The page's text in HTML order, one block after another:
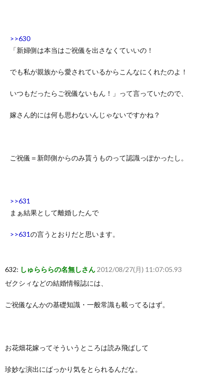
>>630
「新婦側は本当はご祝儀を出さなくていいの！
でも私が親族から愛されているからこんなにくれたのよ！
いつもだったらご祝儀ないもん！」って言っていたので、
嫁さん的には何も思わないんじゃないですかね？
ご祝儀＝新郎側からのみ貰うものって認識っぽかったし。
>>631
まぁ結果として離婚したんで
>>631の言うとおりだと思います。
632: しゅらららの名無しさん 2012/08/27(月) 11:07:05.93
ゼクシィなどの結婚情報誌には、
ご祝儀なんかの基礎知識・一般常識も載ってるはず。
お花畑花嫁ってそういうところは読み飛ばして
珍妙な演出にばっかり気をとられるんだな。